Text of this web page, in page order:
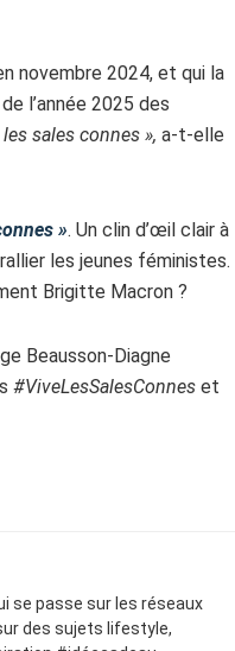
novembre 2024, et qui la
l’année 2025 des
sales connes », a-t-elle
». Un clin d’œil clair à
les jeunes féministes.
Brigitte Macron ?
Beausson-Diagne
#ViveLesSalesConnes et
se passe sur les réseaux
des sujets lifestyle,